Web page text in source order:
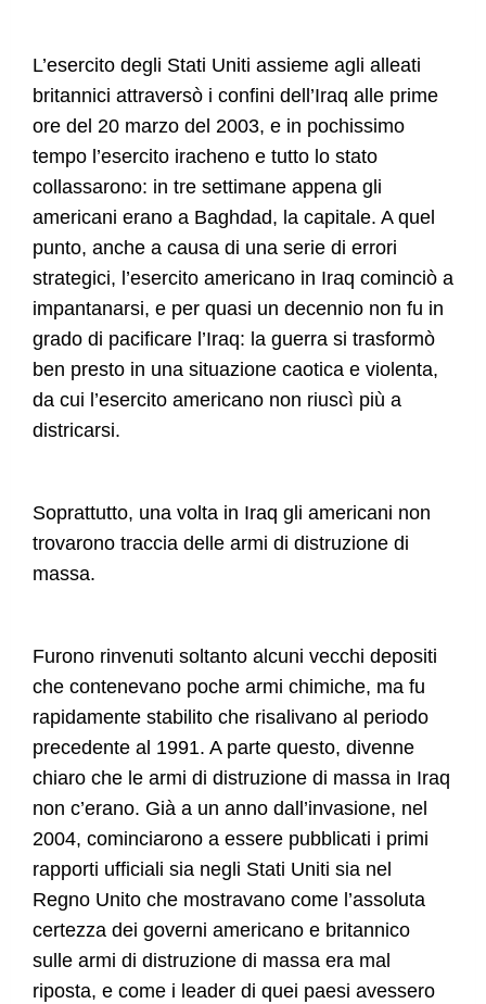
L’esercito degli Stati Uniti assieme agli alleati
britannici attraversò i confini dell’Iraq alle prime
ore del 20 marzo del 2003, e in pochissimo
tempo l’esercito iracheno e tutto lo stato
collassarono: in tre settimane appena gli
americani erano a Baghdad, la capitale. A quel
punto, anche a causa di una serie di errori
strategici, l’esercito americano in Iraq cominciò a
impantanarsi, e per quasi un decennio non fu in
grado di pacificare l’Iraq: la guerra si trasformò
ben presto in una situazione caotica e violenta,
da cui l’esercito americano non riuscì più a
districarsi.
Soprattutto, una volta in Iraq gli americani non
trovarono traccia delle armi di distruzione di
massa.
Furono rinvenuti soltanto alcuni vecchi depositi
che contenevano poche armi chimiche, ma fu
rapidamente stabilito che risalivano al periodo
precedente al 1991. A parte questo, divenne
chiaro che le armi di distruzione di massa in Iraq
non c’erano. Già a un anno dall’invasione, nel
2004, cominciarono a essere pubblicati i primi
rapporti ufficiali sia negli Stati Uniti sia nel
Regno Unito che mostravano come l’assoluta
certezza dei governi americano e britannico
sulle armi di distruzione di massa era mal
riposta, e come i leader di quei paesi avessero